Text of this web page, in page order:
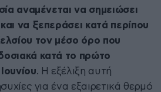
αναμένεται να σημειώσει
να ξεπεράσει κατά περίπου
τον μέσο όρο που
κατά το πρώτο
. Η εξέλιξη αυτή
για ένα εξαιρετικά θερμό